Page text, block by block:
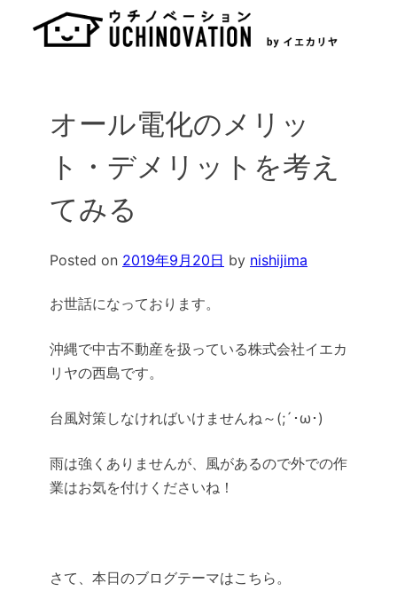
オール電化のメリッ
ト・デメリットを考え
てみる
Posted on 2019年9月20日 by nishijima
お世話になっております。
沖縄で中古不動産を扱っている株式会社イエカ
リヤの西島です。
台風対策しなければいけませんね～(;´･ω･)
雨は強くありませんが、風があるので外での作
業はお気を付けくださいね！
さて、本日のブログテーマはこちら。